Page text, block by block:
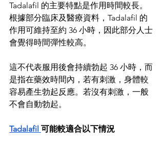
Tadalafil 的主要特點是作用時間較長。
根據部分臨床及醫療資料，Tadalafil 的
作用可維持至約 36 小時，因此部分人士
會覺得時間彈性較高。
這不代表服用後會持續勃起 36 小時，而
是指在藥效時間內，若有刺激，身體較
容易產生勃起反應。若沒有刺激，一般
不會自動勃起。
Tadalafil 可能較適合以下情況